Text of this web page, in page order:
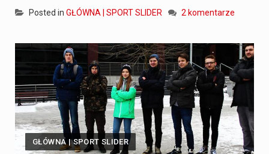
Posted in GŁÓWNA | SPORT SLIDER 2 komentarze
GŁÓWNA | SPORT SLIDER